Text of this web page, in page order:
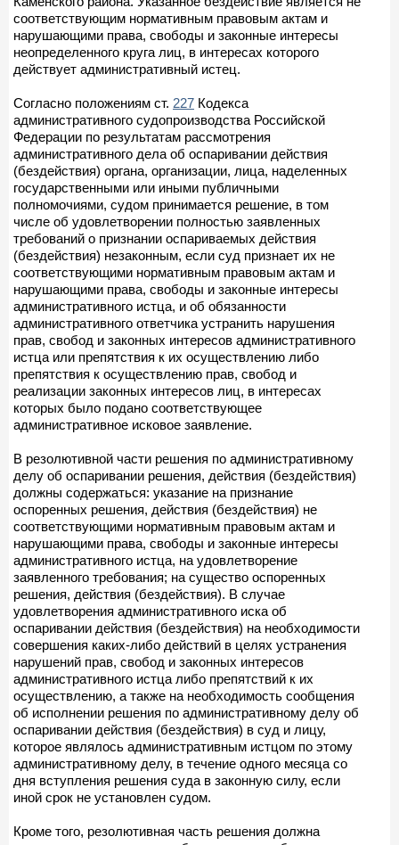
соответствующим нормативным правовым актам и
нарушающими права, свободы и законные интересы
неопределенного круга лиц, в интересах которого
действует административный истец.
Согласно положениям ст. 227 Кодекса
административного судопроизводства Российской
Федерации по результатам рассмотрения
административного дела об оспаривании действия
(бездействия) органа, организации, лица, наделенных
государственными или иными публичными
полномочиями, судом принимается решение, в том
числе об удовлетворении полностью заявленных
требований о признании оспариваемых действия
(бездействия) незаконным, если суд признает их не
соответствующими нормативным правовым актам и
нарушающими права, свободы и законные интересы
административного истца, и об обязанности
административного ответчика устранить нарушения
прав, свобод и законных интересов административного
истца или препятствия к их осуществлению либо
препятствия к осуществлению прав, свобод и
реализации законных интересов лиц, в интересах
которых было подано соответствующее
административное исковое заявление.
В резолютивной части решения по административному
делу об оспаривании решения, действия (бездействия)
должны содержаться: указание на признание
оспоренных решения, действия (бездействия) не
соответствующими нормативным правовым актам и
нарушающими права, свободы и законные интересы
административного истца, на удовлетворение
заявленного требования; на существо оспоренных
решения, действия (бездействия). В случае
удовлетворения административного иска об
оспаривании действия (бездействия) на необходимости
совершения каких-либо действий в целях устранения
нарушений прав, свобод и законных интересов
административного истца либо препятствий к их
осуществлению, а также на необходимость сообщения
об исполнении решения по административному делу об
оспаривании действия (бездействия) в суд и лицу,
которое являлось административным истцом по этому
административному делу, в течение одного месяца со
дня вступления решения суда в законную силу, если
иной срок не установлен судом.
Кроме того, резолютивная часть решения должна